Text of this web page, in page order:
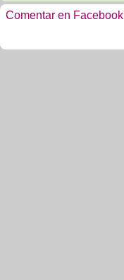
Comentar en Facebook